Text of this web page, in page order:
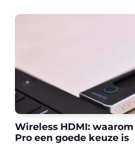
Wireless HDMI: waarom
Pro een goede keuze is